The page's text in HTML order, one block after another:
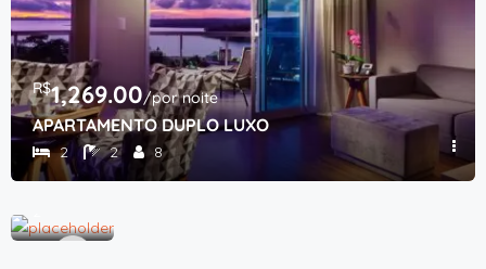
R$1,269.00/por noite
APARTAMENTO DUPLO LUXO
2 2 8
R$1,500.00/noite
casa boutique
3